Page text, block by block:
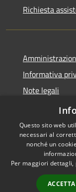
Richiesta
Informativa
Note legali
Dichiarazione
Accessibilità
Questo sito web
necessari al
nonché un
Per maggiori dettagli,